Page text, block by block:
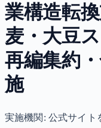
業構造転
麦・大豆
再編集約
施
実施機関: 公式サイト